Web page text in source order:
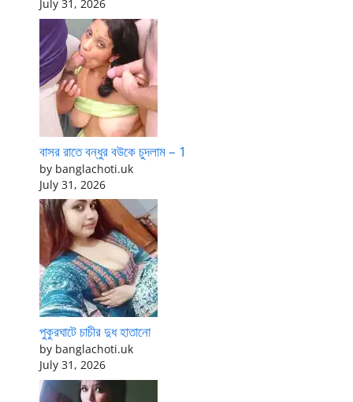
July 31, 2026
বাসর রাতে বন্ধুর বউকে চুদলাম – 1
by banglachoti.uk
July 31, 2026
পুকুরঘাটে চাচীর দুধ হাতানো
by banglachoti.uk
July 31, 2026